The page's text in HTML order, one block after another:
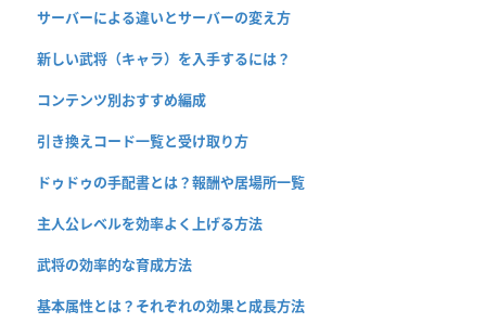
サーバーによる違いとサーバーの変え方
新しい武将（キャラ）を入手するには？
コンテンツ別おすすめ編成
引き換えコード一覧と受け取り方
ドゥドゥの手配書とは？報酬や居場所一覧
主人公レベルを効率よく上げる方法
武将の効率的な育成方法
基本属性とは？それぞれの効果と成長方法